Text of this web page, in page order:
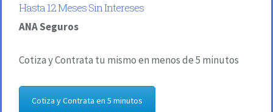
Hasta 12 Meses Sin Intereses
ANA Seguros
Cotiza y Contrata tu mismo en menos de 5 minutos
Cotiza y Contrata en 5 minutos